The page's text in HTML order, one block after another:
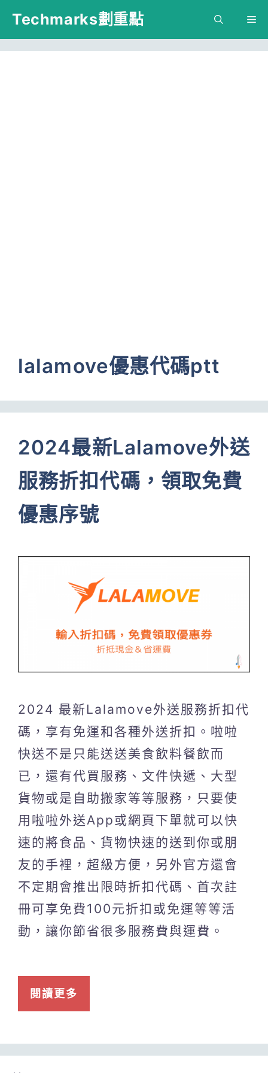
跳
主
Techmarks劃重點
lalamove優惠代碼ptt
2024最新Lalamove外送
服務折扣代碼，領取免費
優惠序號
2024 最新Lalamove外送服務折扣代
碼，享有免運和各種外送折扣。啦啦
快送不是只能送送美食飲料餐飲而
已，還有代買服務、文件快遞、大型
貨物或是自助搬家等等服務，只要使
用啦啦外送App或網頁下單就可以快
速的將食品、貨物快速的送到你或朋
友的手裡，超級方便，另外官方還會
不定期會推出限時折扣代碼、首次註
冊可享免費100元折扣或免運等等活
動，讓你節省很多服務費與運費。
閱讀更多